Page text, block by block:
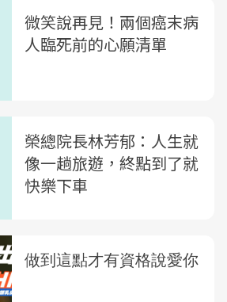
微笑說再見！兩個癌末病
人臨死前的心願清單
榮總院長林芳郁：人生就
像一趟旅遊，終點到了就
快樂下車